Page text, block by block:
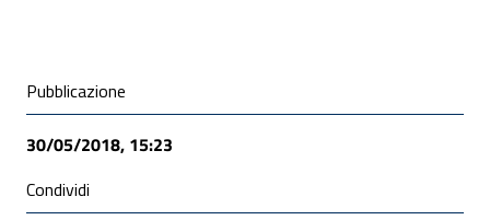
Condivisione social
Pubblicazione
30/05/2018, 15:23
Condividi